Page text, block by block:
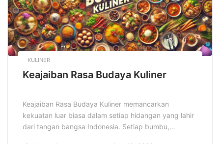
KULINER
Keajaiban Rasa Budaya Kuliner
Keajaiban Rasa Budaya Kuliner memancarkan
kekuatan luar biasa dalam setiap hidangan yang lahir
dari tangan bangsa Indonesia. Setiap bumbu,